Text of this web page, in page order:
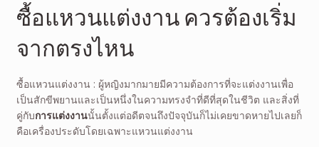
ซื้อแหวนแต่งงาน ควรต้องเริ่ม
จากตรงไหน
ซื้อแหวนแต่งงาน : ผู้หญิงมากมายมีความต้องการที่จะแต่งงานเพื่อ
เป็นสักขีพยานและเป็นหนึ่งในความทรงจำที่ดีที่สุดในชีวิต และสิ่งที่
คู่กับการแต่งงานนั้นตั้งแต่อดีตจนถึงปัจจุบันก็ไม่เคยขาดหายไปเลยก็
คือเครื่องประดับโดยเฉพาะแหวนแต่งงาน